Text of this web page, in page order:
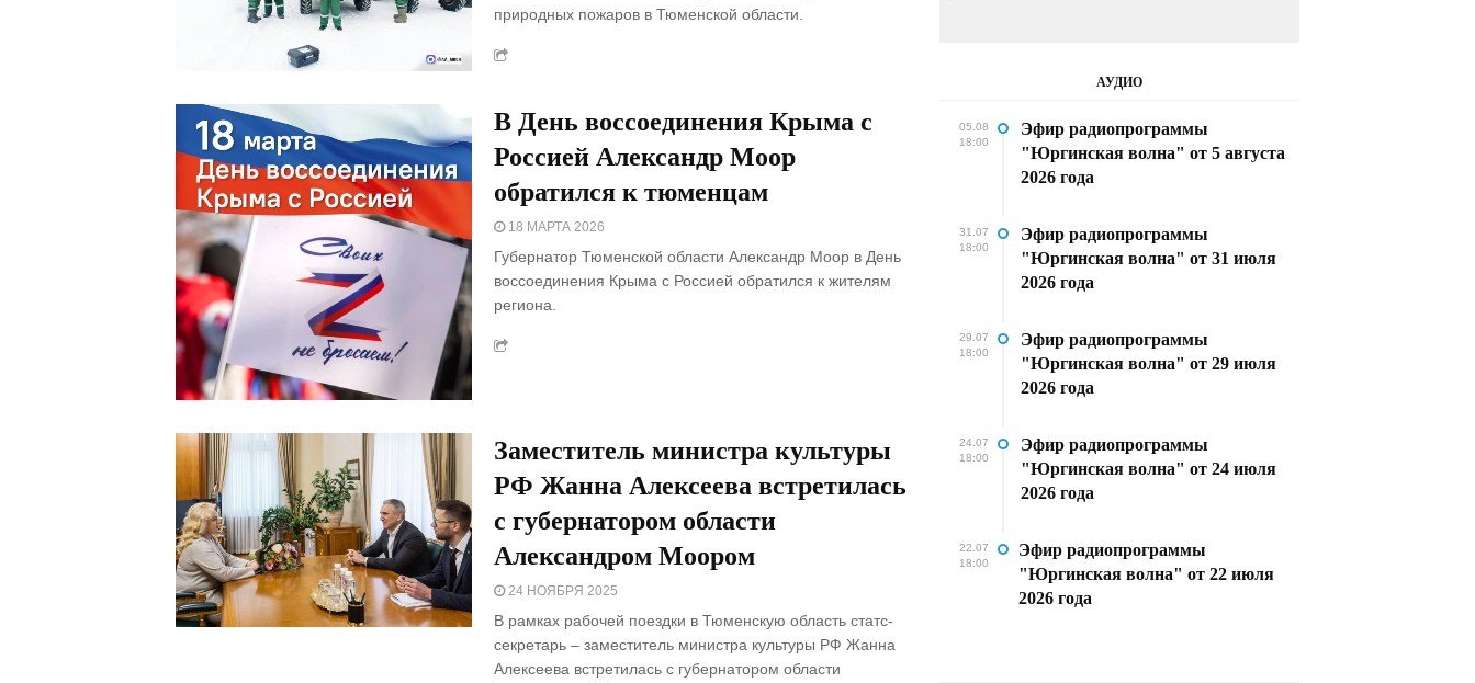
природных пожаров в Тюменской области.
В День воссоединения Крыма с
Россией Александр Моор
обратился к тюменцам
18 МАРТА 2026
Губернатор Тюменской области Александр Моор в День
воссоединения Крыма с Россией обратился к жителям
региона.
Заместитель министра культуры
РФ Жанна Алексеева встретилась
с губернатором области
Александром Моором
24 НОЯБРЯ 2025
В рамках рабочей поездки в Тюменскую область статс-
секретарь – заместитель министра культуры РФ Жанна
Алексеева встретилась с губернатором области
АУДИО
05.08
18:00
Эфир радиопрограммы
"Юргинская волна" от 5 августа
2026 года
31.07
18:00
Эфир радиопрограммы
"Юргинская волна" от 31 июля
2026 года
29.07
18:00
Эфир радиопрограммы
"Юргинская волна" от 29 июля
2026 года
24.07
18:00
Эфир радиопрограммы
"Юргинская волна" от 24 июля
2026 года
22.07
18:00
Эфир радиопрограммы
"Юргинская волна" от 22 июля
2026 года